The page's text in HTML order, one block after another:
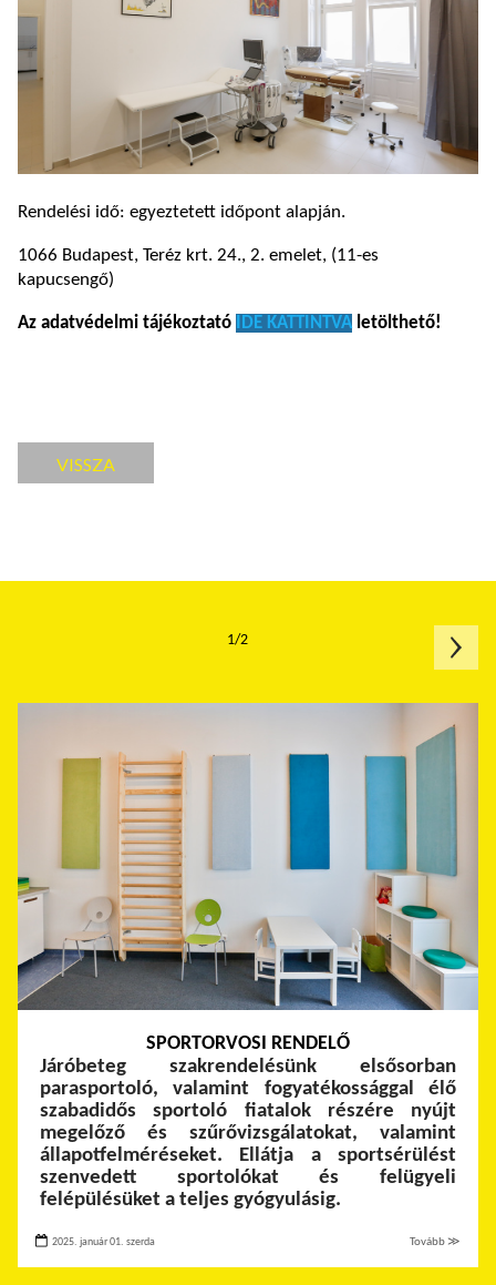
Rendelési idő: egyeztetett időpont alapján.
1066 Budapest, Teréz krt. 24., 2. emelet, (11-es
kapucsengő)
Az adatvédelmi tájékoztató IDE KATTINTVAletölthető!
VISSZA
SPORTORVOSI RENDELŐ
Járóbeteg szakrendelésünk elsősorban
parasportoló, valamint fogyatékossággal élő
szabadidős sportoló fiatalok részére nyújt
megelőző és szűrővizsgálatokat, valamint
állapotfelméréseket. Ellátja a sportsérülést
szenvedett sportolókat és felügyeli
felépülésüket a teljes gyógyulásig.
2025. január 01. szerda Tovább ≫
1/2